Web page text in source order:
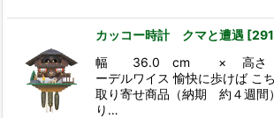
カッコー時計 クマと遭遇 [
幅 36.0 cm × 高さ
ーデルワイス 愉快に歩けば こ
取り寄せ商品（納期 約４週間
り…